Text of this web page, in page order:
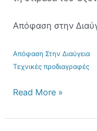
Απόφαση στην
Απόφαση Στην Διαύγεια
Τεχνικές προδιαγραφές
Read More »